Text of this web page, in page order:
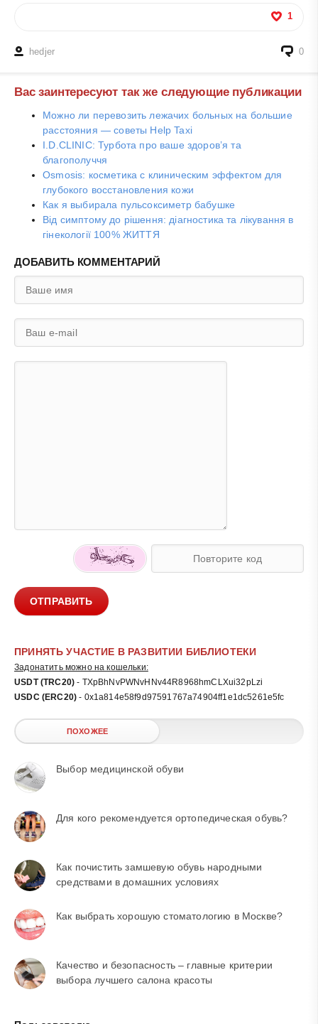
1
hedjer 0
Вас заинтересуют так же следующие публикации
Можно ли перевозить лежачих больных на большие
расстояния — советы Help Taxi
I.D.CLINIC: Турбота про ваше здоров’я та
благополуччя
Osmosis: косметика с клиническим эффектом для
глубокого восстановления кожи
Как я выбирала пульсоксиметр бабушке
Від симптому до рішення: діагностика та лікування в
гінекології 100% ЖИТТЯ
ДОБАВИТЬ КОММЕНТАРИЙ
ОТПРАВИТЬ
ПРИНЯТЬ УЧАСТИЕ В РАЗВИТИИ БИБЛИОТЕКИ
Задонатить можно на кошельки:
USDT (TRC20) - TXpBhNvPWNvHNv44R8968hmCLXui32pLzi
USDC (ERC20) - 0x1a814e58f9d97591767a74904ff1e1dc5261e5fc
ПОХОЖЕЕ
Выбор медицинской обуви
Для кого рекомендуется ортопедическая обувь?
Как почистить замшевую обувь народными
средствами в домашних условиях
Как выбрать хорошую стоматологию в Москве?
Качество и безопасность – главные критерии
выбора лучшего салона красоты